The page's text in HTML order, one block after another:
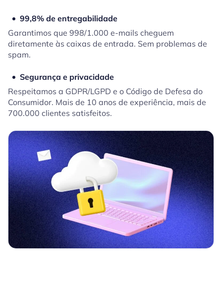
99,8% de entregabilidade
Garantimos que 998/1.000 e-mails cheguem
diretamente às caixas de entrada. Sem problemas de
spam.
Segurança e privacidade
Respeitamos a GDPR/LGPD e o Código de Defesa do
Consumidor. Mais de 10 anos de experiência, mais de
700.000 clientes satisfeitos.